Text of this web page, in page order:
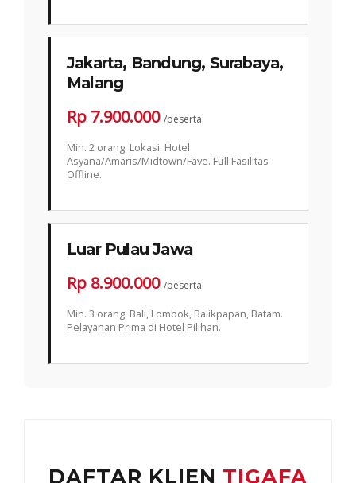
Jakarta, Bandung, Surabaya,
Malang
Rp 7.900.000 /peserta
Min. 2 orang. Lokasi: Hotel
Asyana/Amaris/Midtown/Fave. Full Fasilitas
Offline.
Luar Pulau Jawa
Rp 8.900.000 /peserta
Min. 3 orang. Bali, Lombok, Balikpapan, Batam.
Pelayanan Prima di Hotel Pilihan.
DAFTAR KLIEN TIGAFA